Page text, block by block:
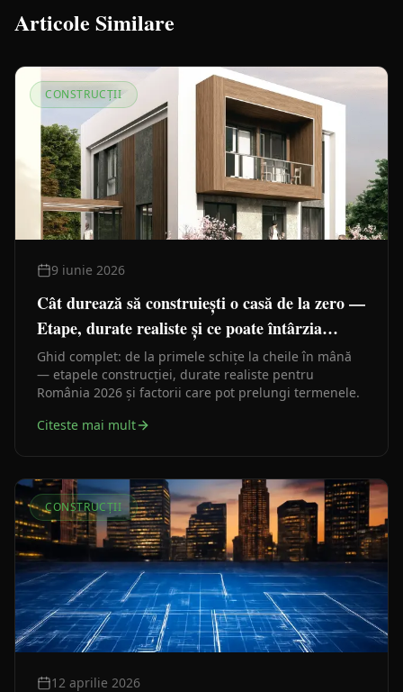
Articole Similare
CONSTRUCȚII
9 iunie 2026
Cât durează să construiești o casă de la zero —
Etape, durate realiste și ce poate întârzia
lucrările
Ghid complet: de la primele schițe la cheile în mână
— etapele construcției, durate realiste pentru
România 2026 și factorii care pot prelungi termenele.
Citeste mai mult
CONSTRUCȚII
12 aprilie 2026